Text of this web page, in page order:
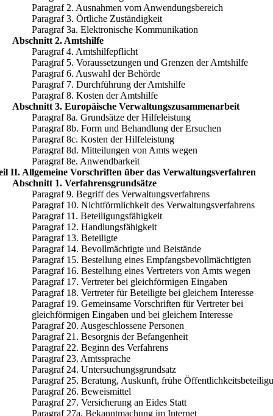
Paragraf 2. Ausnahmen vom Anwendungsbereich
Paragraf 3. Örtliche Zuständigkeit
Paragraf 3a. Elektronische Kommunikation
Abschnitt 2. Amtshilfe
Paragraf 4. Amtshilfepflicht
Paragraf 5. Voraussetzungen und Grenzen der Amtshilfe
Paragraf 6. Auswahl der Behörde
Paragraf 7. Durchführung der Amtshilfe
Paragraf 8. Kosten der Amtshilfe
Abschnitt 3. Europäische Verwaltungszusammenarbeit
Paragraf 8a. Grundsätze der Hilfeleistung
Paragraf 8b. Form und Behandlung der Ersuchen
Paragraf 8c. Kosten der Hilfeleistung
Paragraf 8d. Mitteilungen von Amts wegen
Paragraf 8e. Anwendbarkeit
II. Allgemeine Vorschriften über das Verwaltungsverfahren
Abschnitt 1. Verfahrensgrundsätze
Paragraf 9. Begriff des Verwaltungsverfahrens
Paragraf 10. Nichtförmlichkeit des Verwaltungsverfahrens
Paragraf 11. Beteiligungsfähigkeit
Paragraf 12. Handlungsfähigkeit
Paragraf 13. Beteiligte
Paragraf 14. Bevollmächtigte und Beistände
Paragraf 15. Bestellung eines Empfangsbevollmächtigten
Paragraf 16. Bestellung eines Vertreters von Amts wegen
Paragraf 17. Vertreter bei gleichförmigen Eingaben
Paragraf 18. Vertreter für Beteiligte bei gleichem Interesse
Paragraf 19. Gemeinsame Vorschriften für Vertreter bei
gleichförmigen Eingaben und bei gleichem Interesse
Paragraf 20. Ausgeschlossene Personen
Paragraf 21. Besorgnis der Befangenheit
Paragraf 22. Beginn des Verfahrens
Paragraf 23. Amtssprache
Paragraf 24. Untersuchungsgrundsatz
Paragraf 25. Beratung, Auskunft, frühe
Paragraf 26. Beweismittel
Paragraf 27. Versicherung an Eides Statt
Paragraf 27a. Bekanntmachung im Internet